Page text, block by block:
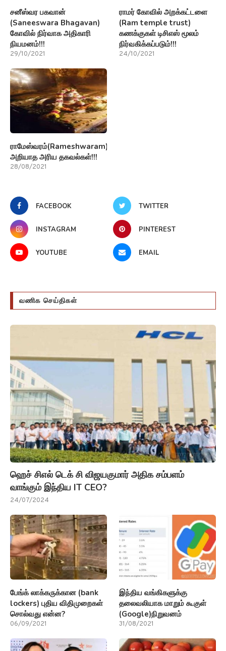
சனீஸ்வர பகவான்
(Saneeswara Bhagavan)
கோவில் நிர்வாக அதிகாரி
நியமனம்!!!
29/10/2021
ராமர் கோவில் அறக்கட்டளை
(Ram temple trust)
கணக்குகள் டிசிஎஸ் மூலம்
நிர்வகிக்கப்படும்!!!
24/10/2021
ராமேஸ்வரம்(Rameshwaram)பற்றி
அறியாத அரிய தகவல்கள்!!!
28/08/2021
FACEBOOK TWITTER
INSTAGRAM PINTEREST
YOUTUBE EMAIL
வணிக செய்திகள்
ஹெச் சிஎல் டெக் சி விஜயகுமார் அதிக சம்பளம்
வாங்கும் இந்திய IT CEO?
24/07/2024
பேங்க் லாக்கருக்கான (bank
lockers) புதிய விதிமுறைகள்
சொல்வது என்ன?
06/09/2021
இந்திய வங்கிகளுக்கு
தலைவலியாக மாறும் கூகுள்
(Google)நிறுவனம்
31/08/2021